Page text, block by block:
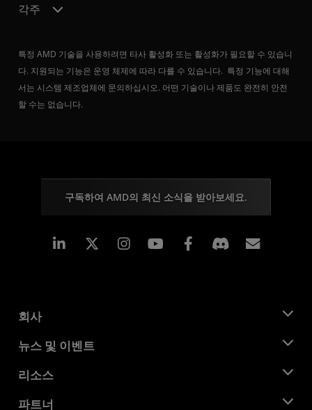
각주
특정 AMD 기술을 사용하려면 타사 활성화 또는 활성화가 필요할 수 있습니
다. 지원되는 기능은 운영 체제에 따라 다를 수 있습니다. 특정 기능에 대해
서는 시스템 제조업체에 문의하십시오. 어떤 기술이나 제품도 완전히 안전
할 수는 없습니다.
구독하여 AMD의 최신 소식을 받아보세요.
Linkedin Instagram Facebook
회사
AMD 소개
기업의 사회적 책임
채용
뉴스 및 이벤트
뉴스룸
리소스
개발자 센트럴
파트너